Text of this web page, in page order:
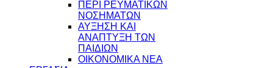
ΠΕΡΙ ΡΕΥΜΑΤΙΚΩΝ
ΝΟΣΗΜΑΤΩΝ
ΑΥΞΗΣΗ ΚΑΙ
ΑΝΑΠΤΥΞΗ ΤΩΝ
ΠΑΙΔΙΩΝ
ΟΙΚΟΝΟΜΙΚΑ ΝΕΑ